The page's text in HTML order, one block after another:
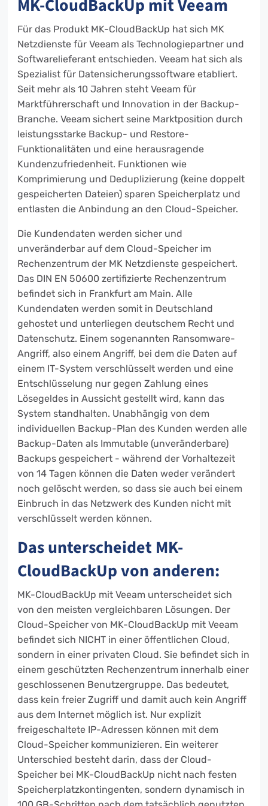
MK-CloudBackUp mit Veeam
Für das Produkt MK-CloudBackUp hat sich MK
Netzdienste für Veeam als Technologiepartner und
Softwarelieferant entschieden. Veeam hat sich als
Spezialist für Datensicherungssoftware etabliert.
Seit mehr als 10 Jahren steht Veeam für
Marktführerschaft und Innovation in der Backup-
Branche. Veeam sichert seine Marktposition durch
leistungsstarke Backup- und Restore-
Funktionalitäten und eine herausragende
Kundenzufriedenheit. Funktionen wie
Komprimierung und Deduplizierung (keine doppelt
gespeicherten Dateien) sparen Speicherplatz und
entlasten die Anbindung an den Cloud-Speicher.
Die Kundendaten werden sicher und
unveränderbar auf dem Cloud-Speicher im
Rechenzentrum der MK Netzdienste gespeichert.
Das DIN EN 50600 zertifizierte Rechenzentrum
befindet sich in Frankfurt am Main. Alle
Kundendaten werden somit in Deutschland
gehostet und unterliegen deutschem Recht und
Datenschutz. Einem sogenannten Ransomware-
Angriff, also einem Angriff, bei dem die Daten auf
einem IT-System verschlüsselt werden und eine
Entschlüsselung nur gegen Zahlung eines
Lösegeldes in Aussicht gestellt wird, kann das
System standhalten. Unabhängig von dem
individuellen Backup-Plan des Kunden werden alle
Backup-Daten als Immutable (unveränderbare)
Backups gespeichert - während der Vorhaltezeit
von 14 Tagen können die Daten weder verändert
noch gelöscht werden, so dass sie auch bei einem
Einbruch in das Netzwerk des Kunden nicht mit
verschlüsselt werden können.
Das unterscheidet MK-
CloudBackUp von anderen:
MK-CloudBackUp mit Veeam unterscheidet sich
von den meisten vergleichbaren Lösungen. Der
Cloud-Speicher von MK-CloudBackUp mit Veeam
befindet sich NICHT in einer öffentlichen Cloud,
sondern in einer privaten Cloud. Sie befindet sich in
einem geschützten Rechenzentrum innerhalb einer
geschlossenen Benutzergruppe. Das bedeutet,
dass kein freier Zugriff und damit auch kein Angriff
aus dem Internet möglich ist. Nur explizit
freigeschaltete IP-Adressen können mit dem
Cloud-Speicher kommunizieren. Ein weiterer
Unterschied besteht darin, dass der Cloud-
Speicher bei MK-CloudBackUp nicht nach festen
Speicherplatzkontingenten, sondern dynamisch in